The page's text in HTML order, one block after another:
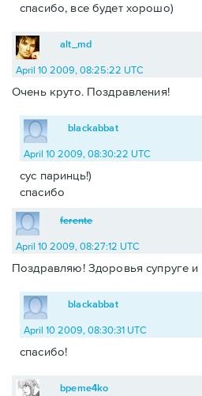
спасибо, все будет хорошо)
alt_md
April 10 2009, 08:25:22 UTC
Очень круто. Поздравления!
blackabbat
April 10 2009, 08:30:22 UTC
сус паринць!)
спасибо
ferente
April 10 2009, 08:27:12 UTC
Поздравляю! Здоровья супруге
blackabbat
April 10 2009, 08:30:31 UTC
спасибо!
bpeme4ko